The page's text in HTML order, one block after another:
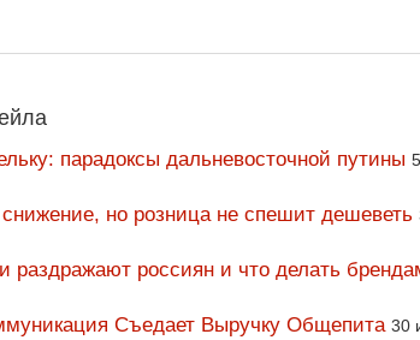
парадоксы дальневосточной путины
но розница не спешит дешеветь
раздражают россиян и что делать
Съедает Выручку Общепита 30